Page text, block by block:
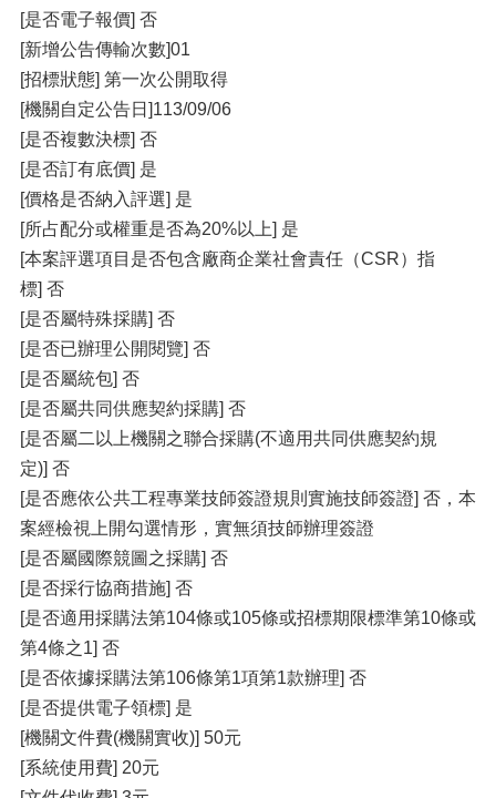
[是否電子報價] 否
[新增公告傳輸次數]01
[招標狀態] 第一次公開取得
[機關自定公告日]113/09/06
[是否複數決標] 否
[是否訂有底價] 是
[價格是否納入評選] 是
[所占配分或權重是否為20%以上] 是
[本案評選項目是否包含廠商企業社會責任（CSR）指
標] 否
[是否屬特殊採購] 否
[是否已辦理公開閱覽] 否
[是否屬統包] 否
[是否屬共同供應契約採購] 否
[是否屬二以上機關之聯合採購(不適用共同供應契約規
定)] 否
[是否應依公共工程專業技師簽證規則實施技師簽證] 否，本
案經檢視上開勾選情形，實無須技師辦理簽證
[是否屬國際競圖之採購] 否
[是否採行協商措施] 否
[是否適用採購法第104條或105條或招標期限標準第10條或
第4條之1] 否
[是否依據採購法第106條第1項第1款辦理] 否
[是否提供電子領標] 是
[機關文件費(機關實收)] 50元
[系統使用費] 20元